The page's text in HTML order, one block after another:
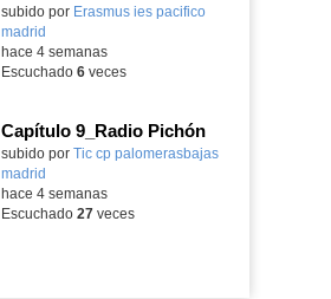
subido por Erasmus ies pacifico
madrid
hace 4 semanas
Escuchado 6veces
Capítulo 9_Radio Pichón
Contenido educativo.
subido por Tic cp palomerasbajas
madrid
hace 4 semanas
Escuchado 27veces